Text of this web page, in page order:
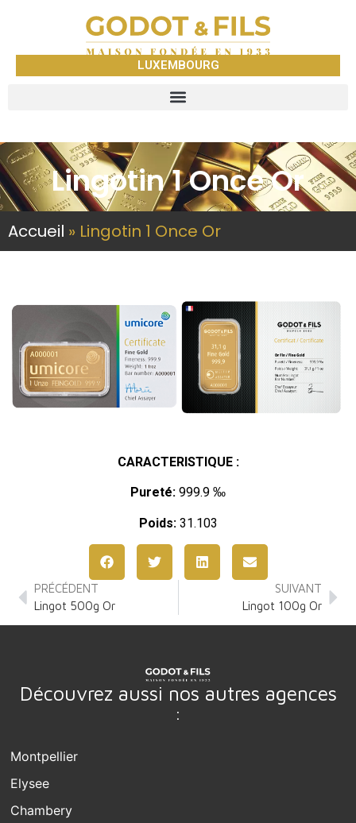
LUXEMBOURG
Lingotin 1 Once Or
Accueil » Lingotin 1 Once Or
CARACTERISTIQUE :
Pureté: 999.9 ‰
Poids:31.103
PRÉCÉDENT
Lingot 500g Or
SUIVANT
Lingot 100g Or
Découvrez aussi nos autres agences
:
Montpellier
Elysee
Chambery